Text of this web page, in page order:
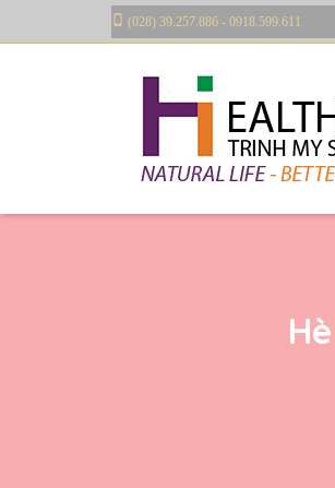
(028) 39.257.886 - 0918.599.611